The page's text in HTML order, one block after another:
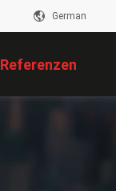
German
Referenzen